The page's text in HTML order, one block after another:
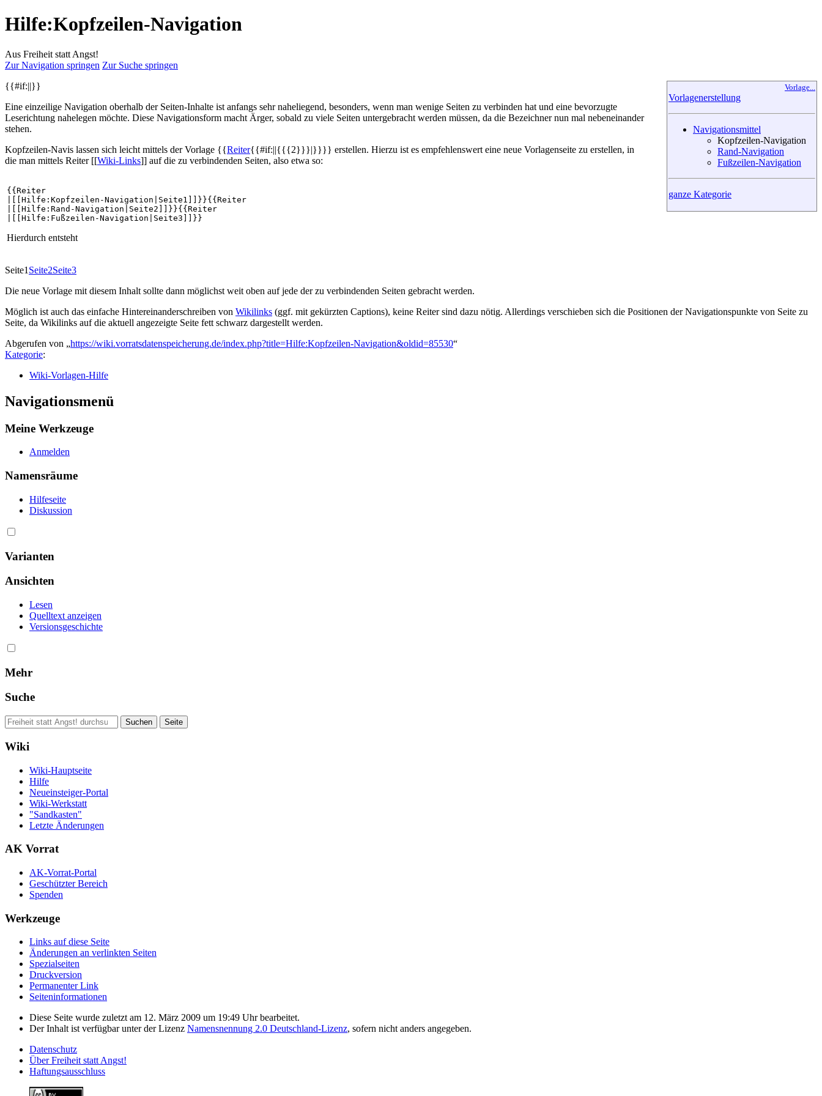
Hilfe:Kopfzeilen-Navigation
Aus Freiheit statt Angst!
Zur Navigation springen Zur Suche springen
Vorlage...
Vorlagenerstellung
Navigationsmittel
Kopfzeilen-Navigation
Rand-Navigation
Fußzeilen-Navigation
ganze Kategorie
{{#if:||}}
Eine einzeilige Navigation oberhalb der Seiten-Inhalte ist anfangs sehr naheliegend, besonders, wenn man wenige Seiten zu verbinden hat und eine bevorzugte
Leserichtung nahelegen möchte. Diese Navigationsform macht Ärger, sobald zu viele Seiten untergebracht werden müssen, da die Bezeichner nun mal nebeneinander
stehen.
Kopfzeilen-Navis lassen sich leicht mittels der Vorlage {{Reiter{{#if:||{{{2}}}|}}}} erstellen. Hierzu ist es empfehlenswert eine neue Vorlagenseite zu erstellen, in
die man mittels Reiter [[Wiki-Links]] auf die zu verbindenden Seiten, also etwa so:
{{Reiter
|[[Hilfe:Kopfzeilen-Navigation|Seite1]]}}{{Reiter
|[[Hilfe:Rand-Navigation|Seite2]]}}{{Reiter
Hierdurch entsteht
Seite1 Seite2Seite3
Die neue Vorlage mit diesem Inhalt sollte dann möglichst weit oben auf jede der zu verbindenden Seiten gebracht werden.
Möglich ist auch das einfache Hintereinanderschreiben von Wikilinks (ggf. mit gekürzten Captions), keine Reiter sind dazu nötig. Allerdings verschieben sich die Positionen der Navigationspunkte von Seite zu
Seite, da Wikilinks auf die aktuell angezeigte Seite fett schwarz dargestellt werden.
Abgerufen von „https://wiki.vorratsdatenspeicherung.de/index.php?title=Hilfe:Kopfzeilen-Navigation&oldid=85530“
Kategorie:
Wiki-Vorlagen-Hilfe
Navigationsmenü
Meine Werkzeuge
Anmelden
Namensräume
Hilfeseite
Diskussion
Varianten
Ansichten
Lesen
Quelltext anzeigen
Versionsgeschichte
Mehr
Suche
Wiki
Wiki-Hauptseite
Hilfe
Neueinsteiger-Portal
Wiki-Werkstatt
"Sandkasten"
Letzte Änderungen
AK Vorrat
AK-Vorrat-Portal
Geschützter Bereich
Spenden
Werkzeuge
Links auf diese Seite
Änderungen an verlinkten Seiten
Spezialseiten
Druckversion
Permanenter Link
Seiten­­informationen
Diese Seite wurde zuletzt am 12. März 2009 um 19:49 Uhr bearbeitet.
Der Inhalt ist verfügbar unter der Lizenz Namensnennung 2.0 Deutschland-Lizenz, sofern nicht anders angegeben.
Datenschutz
Über Freiheit statt Angst!
Haftungsausschluss